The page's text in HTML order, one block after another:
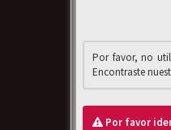
Por favor, no
Encontraste
Por favor